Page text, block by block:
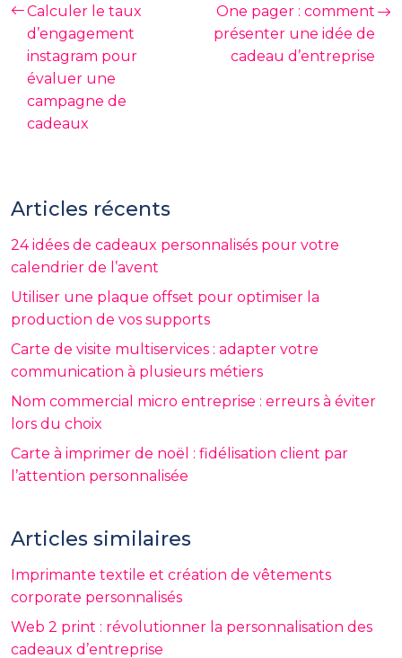
Calculer le taux
d’engagement
instagram pour
évaluer une
campagne de
cadeaux
One pager : comment
présenter une idée de
cadeau d’entreprise
Articles récents
24 idées de cadeaux personnalisés pour votre
calendrier de l’avent
Utiliser une plaque offset pour optimiser la
production de vos supports
Carte de visite multiservices : adapter votre
communication à plusieurs métiers
Nom commercial micro entreprise : erreurs à éviter
lors du choix
Carte à imprimer de noël : fidélisation client par
l’attention personnalisée
Articles similaires
Imprimante textile et création de vêtements
corporate personnalisés
Web 2 print : révolutionner la personnalisation des
cadeaux d’entreprise